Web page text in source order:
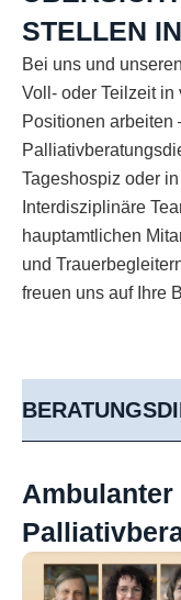
STELLEN
Bei uns und
Voll- oder Teilzeit
Positionen arbeiten
Tageshospiz oder
Interdisziplinäre
hauptamtlichen
und
freuen uns auf Ihre
Ambulanter